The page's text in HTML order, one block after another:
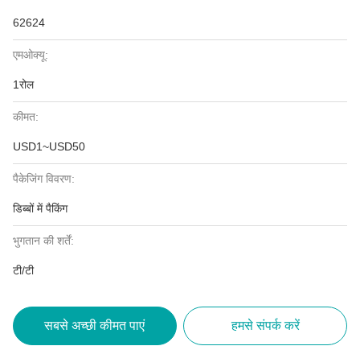
62624
एमओक्यू:
1रोल
कीमत:
USD1~USD50
पैकेजिंग विवरण:
डिब्बों में पैकिंग
भुगतान की शर्तें:
टी/टी
सबसे अच्छी कीमत पाएं हमसे संपर्क करें